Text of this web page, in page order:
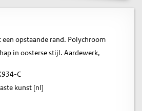
een opstaande rand. Polychroom
in oosterse stijl. Aardewerk,
C
kunst [nl]